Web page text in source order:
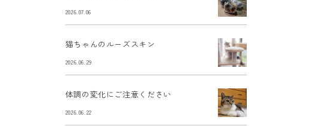
2026.07.06
猫ちゃんのルーズスキン
2026.06.29
体調の変化にご注意ください
2026.06.22